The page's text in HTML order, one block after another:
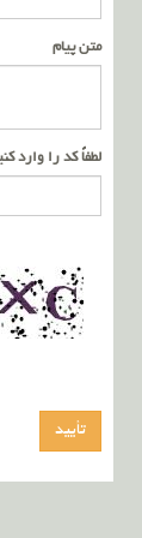
متن پیام
لطفاً کد را وارد